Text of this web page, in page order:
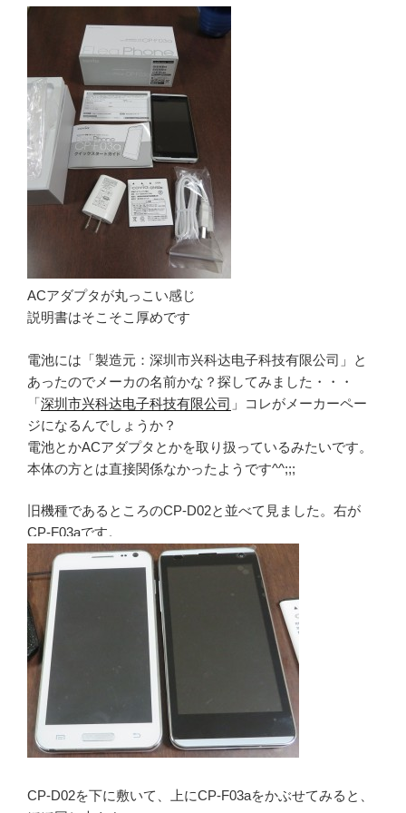
ACアダプタが丸っこい感じ
説明書はそこそこ厚めです
電池には「製造元：深圳市兴科达电子科技有限公司」と
あったのでメーカの名前かな？探してみました・・・
「深圳市兴科达电子科技有限公司 」コレがメーカーペー
ジになるんでしょうか？
電池とかACアダプタとかを取り扱っているみたいです。
本体の方とは直接関係なかったようです^^;;;
旧機種であるところのCP-D02と並べて見ました。右が
CP-F03aです。
CP-D02を下に敷いて、上にCP-F03aをかぶせてみると、